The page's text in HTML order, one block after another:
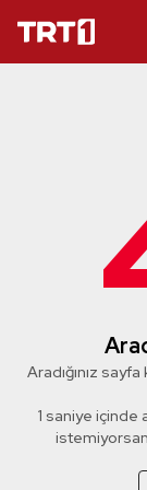
Aradığınız
1 saniye